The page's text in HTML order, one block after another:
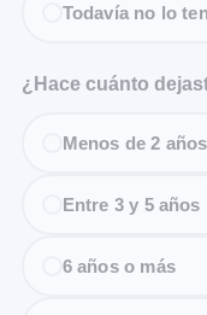
Todavía no lo
¿Hace cuánto
Menos de 2 años
Entre 3 y 5 años
6 años o más